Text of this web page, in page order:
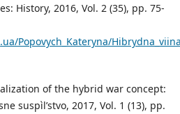
History, 2016, Vol. 2 (35), pp. 75-
Popovych_Kateryna/
of the hybrid war concept:
suspìlʹstvo, 2017, Vol. 1 (13), pp.